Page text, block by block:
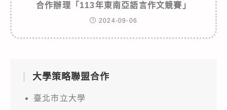
合作辦理「113年東南亞語言作文競賽」
2024-09-06
大學策略聯盟合作
臺北市立大學